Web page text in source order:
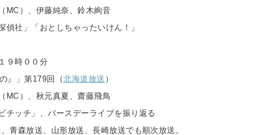
MC）、伊藤純奈、鈴木絢音
偵社」「おとしちゃったいけん！」
９時００分
』」第179回（北海道放送 ）
MC）、秋元真夏、齋藤飛鳥
チッチ」、バースデーライブを振り返る
青森放送、山形放送、長崎放送でも順次放送。